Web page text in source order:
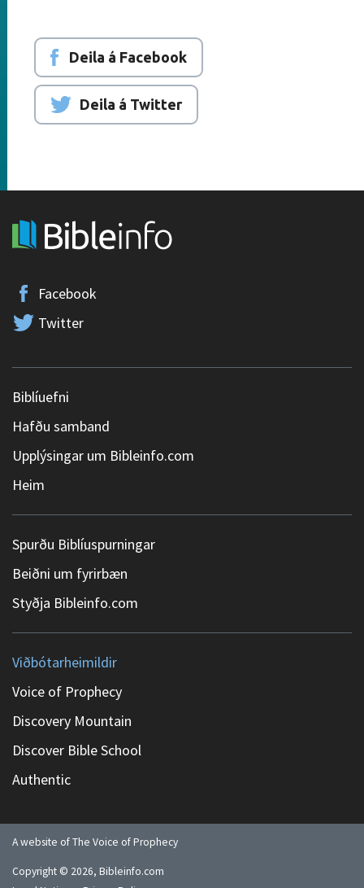
Deila á Facebook
Deila á Twitter
Facebook
Twitter
Biblíuefni
Hafðu samband
Upplýsingar um Bibleinfo.com
Heim
Spurðu Biblíuspurningar
Beiðni um fyrirbæn
Styðja Bibleinfo.com
Viðbótarheimildir
Voice of Prophecy
Discovery Mountain
Discover Bible School
Authentic
A website of The Voice of Prophecy
Copyright © 2026, Bibleinfo.com